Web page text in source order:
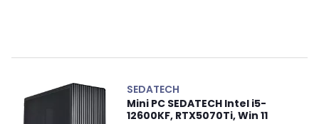
SEDATECH
Mini PC SEDATECH Intel i5-
12600KF, RTX5070Ti, Win 11